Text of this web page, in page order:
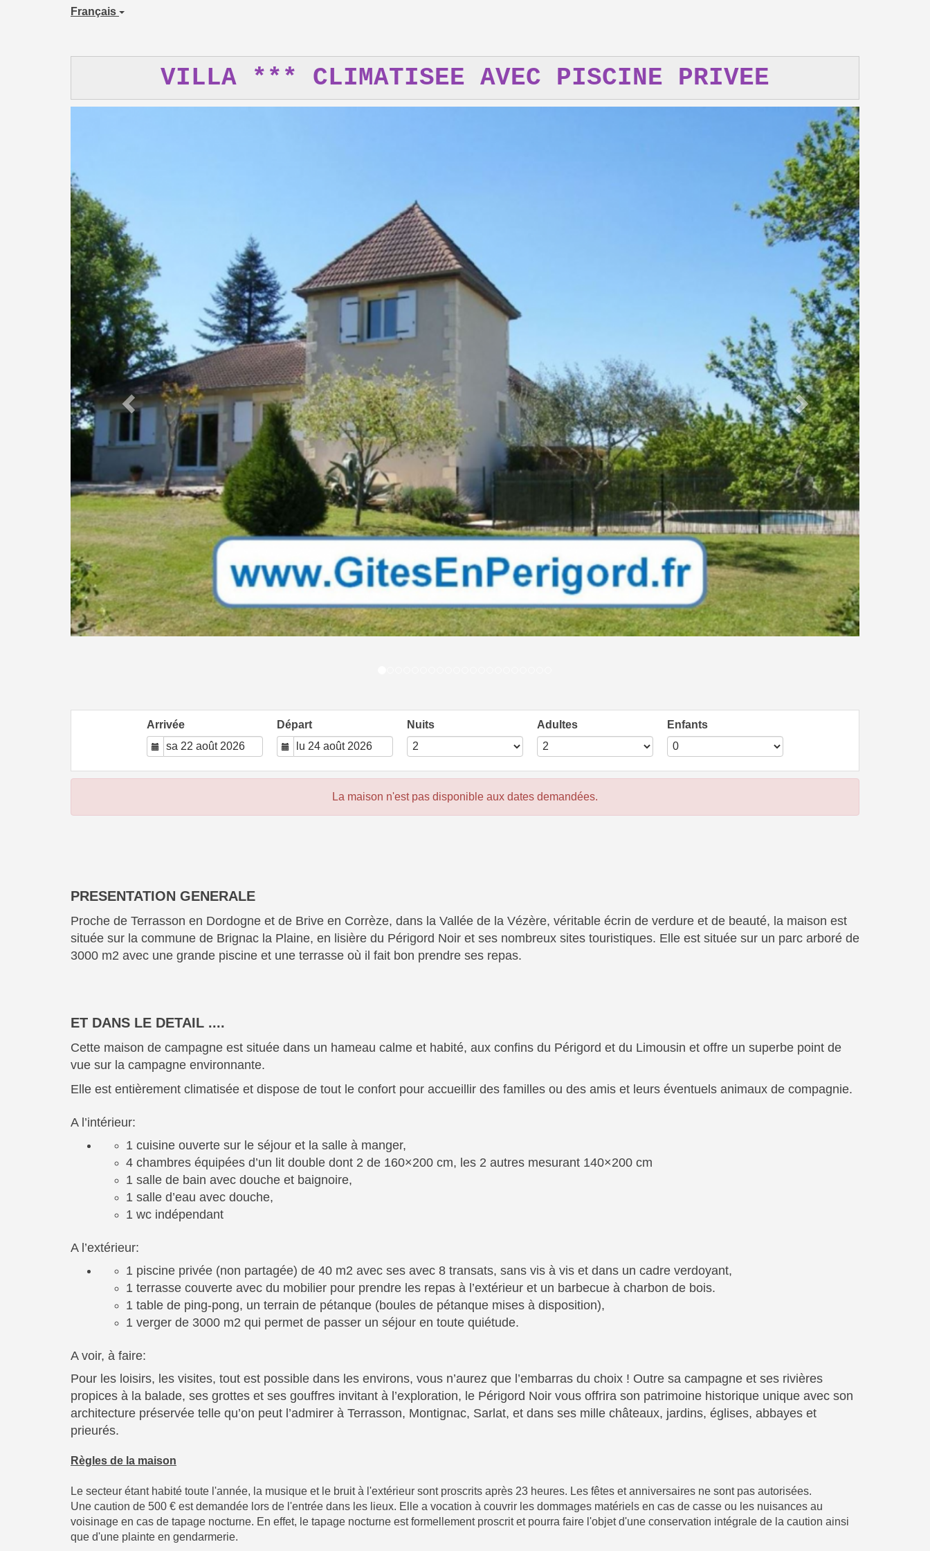
Français
VILLA *** CLIMATISEE AVEC PISCINE PRIVEE
Next
Arrivée Départ Nuits Adultes Enfants
La maison n'est pas disponible aux dates demandées.
PRESENTATION GENERALE
Proche de Terrasson en Dordogne et de Brive en Corrèze, dans la Vallée de la Vézère, véritable écrin de verdure et de beauté, la maison est
située sur la commune de Brignac la Plaine, en lisière du Périgord Noir et ses nombreux sites touristiques. Elle est située sur un parc arboré de
3000 m2 avec une grande piscine et une terrasse où il fait bon prendre ses repas.
ET DANS LE DETAIL ....
Cette maison de campagne est située dans un hameau calme et habité, aux confins du Périgord et du Limousin et offre un superbe point de
vue sur la campagne environnante.
Elle est entièrement climatisée et dispose de tout le confort pour accueillir des familles ou des amis et leurs éventuels animaux de compagnie.
A l’intérieur:
1 cuisine ouverte sur le séjour et la salle à manger,
4 chambres équipées d’un lit double dont 2 de 160×200 cm, les 2 autres mesurant 140×200 cm
1 salle de bain avec douche et baignoire,
1 salle d’eau avec douche,
1 wc indépendant
A l’extérieur:
1 piscine privée (non partagée) de 40 m2 avec ses avec 8 transats, sans vis à vis et dans un cadre verdoyant,
1 terrasse couverte avec du mobilier pour prendre les repas à l’extérieur et un barbecue à charbon de bois.
1 table de ping-pong, un terrain de pétanque (boules de pétanque mises à disposition),
1 verger de 3000 m2 qui permet de passer un séjour en toute quiétude.
A voir, à faire:
Pour les loisirs, les visites, tout est possible dans les environs, vous n’aurez que l’embarras du choix ! Outre sa campagne et ses rivières
propices à la balade, ses grottes et ses gouffres invitant à l’exploration, le Périgord Noir vous offrira son patrimoine historique unique avec son
architecture préservée telle qu’on peut l’admirer à Terrasson, Montignac, Sarlat, et dans ses mille châteaux, jardins, églises, abbayes et
prieurés.
Règles de la maison
Le secteur étant habité toute l'année, la musique et le bruit à l'extérieur sont proscrits après 23 heures. Les fêtes et anniversaires ne sont pas autorisées.
Une caution de 500 € est demandée lors de l'entrée dans les lieux. Elle a vocation à couvrir les dommages matériels en cas de casse ou les nuisances au
voisinage en cas de tapage nocturne. En effet, le tapage nocturne est formellement proscrit et pourra faire l'objet d'une conservation intégrale de la caution ainsi
que d'une plainte en gendarmerie.